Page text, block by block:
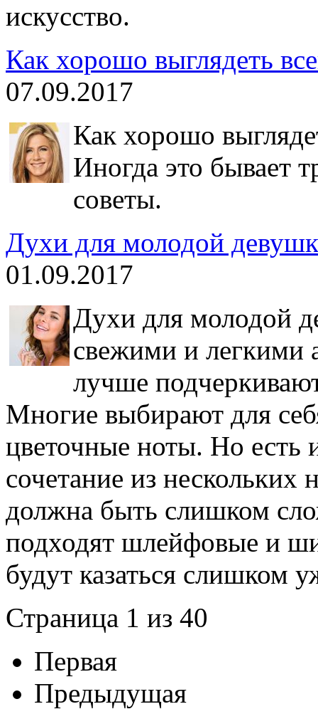
искусство.
Как хорошо выглядеть
07.09.2017
Как хорошо
Иногда это бывает
советы.
Духи для молодой
01.09.2017
Духи для молодой
свежими и легкими
лучше
Многие выбирают для
цветочные ноты. Но есть
сочетание из
должна быть слишком
подходят шлейфовые и
будут казаться слишком
Страница 1 из 40
Первая
Предыдущая